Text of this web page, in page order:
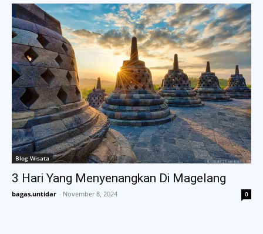
Blog Wisata
3 Hari Yang Menyenangkan Di Magelang
bagas.untidar - November 8, 2024 0